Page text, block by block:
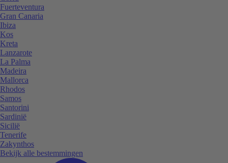
Fuerteventura
Gran Canaria
Ibiza
Kos
Kreta
Lanzarote
La Palma
Madeira
Mallorca
Rhodos
Samos
Santorini
Sardinië
Sicilië
Tenerife
Zakynthos
Bekijk alle bestemmingen